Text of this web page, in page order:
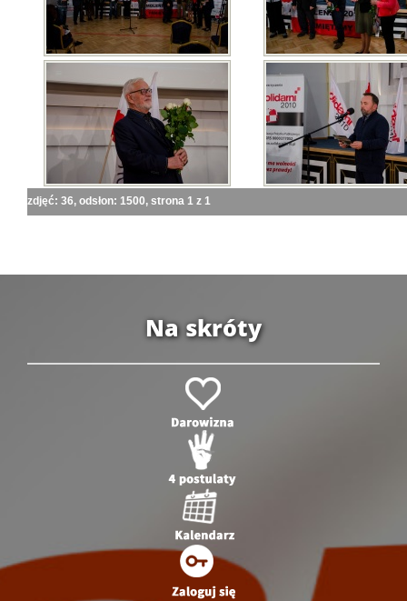
zdjęć: 36, odsłon: 1500, strona 1 z 1
Na skróty